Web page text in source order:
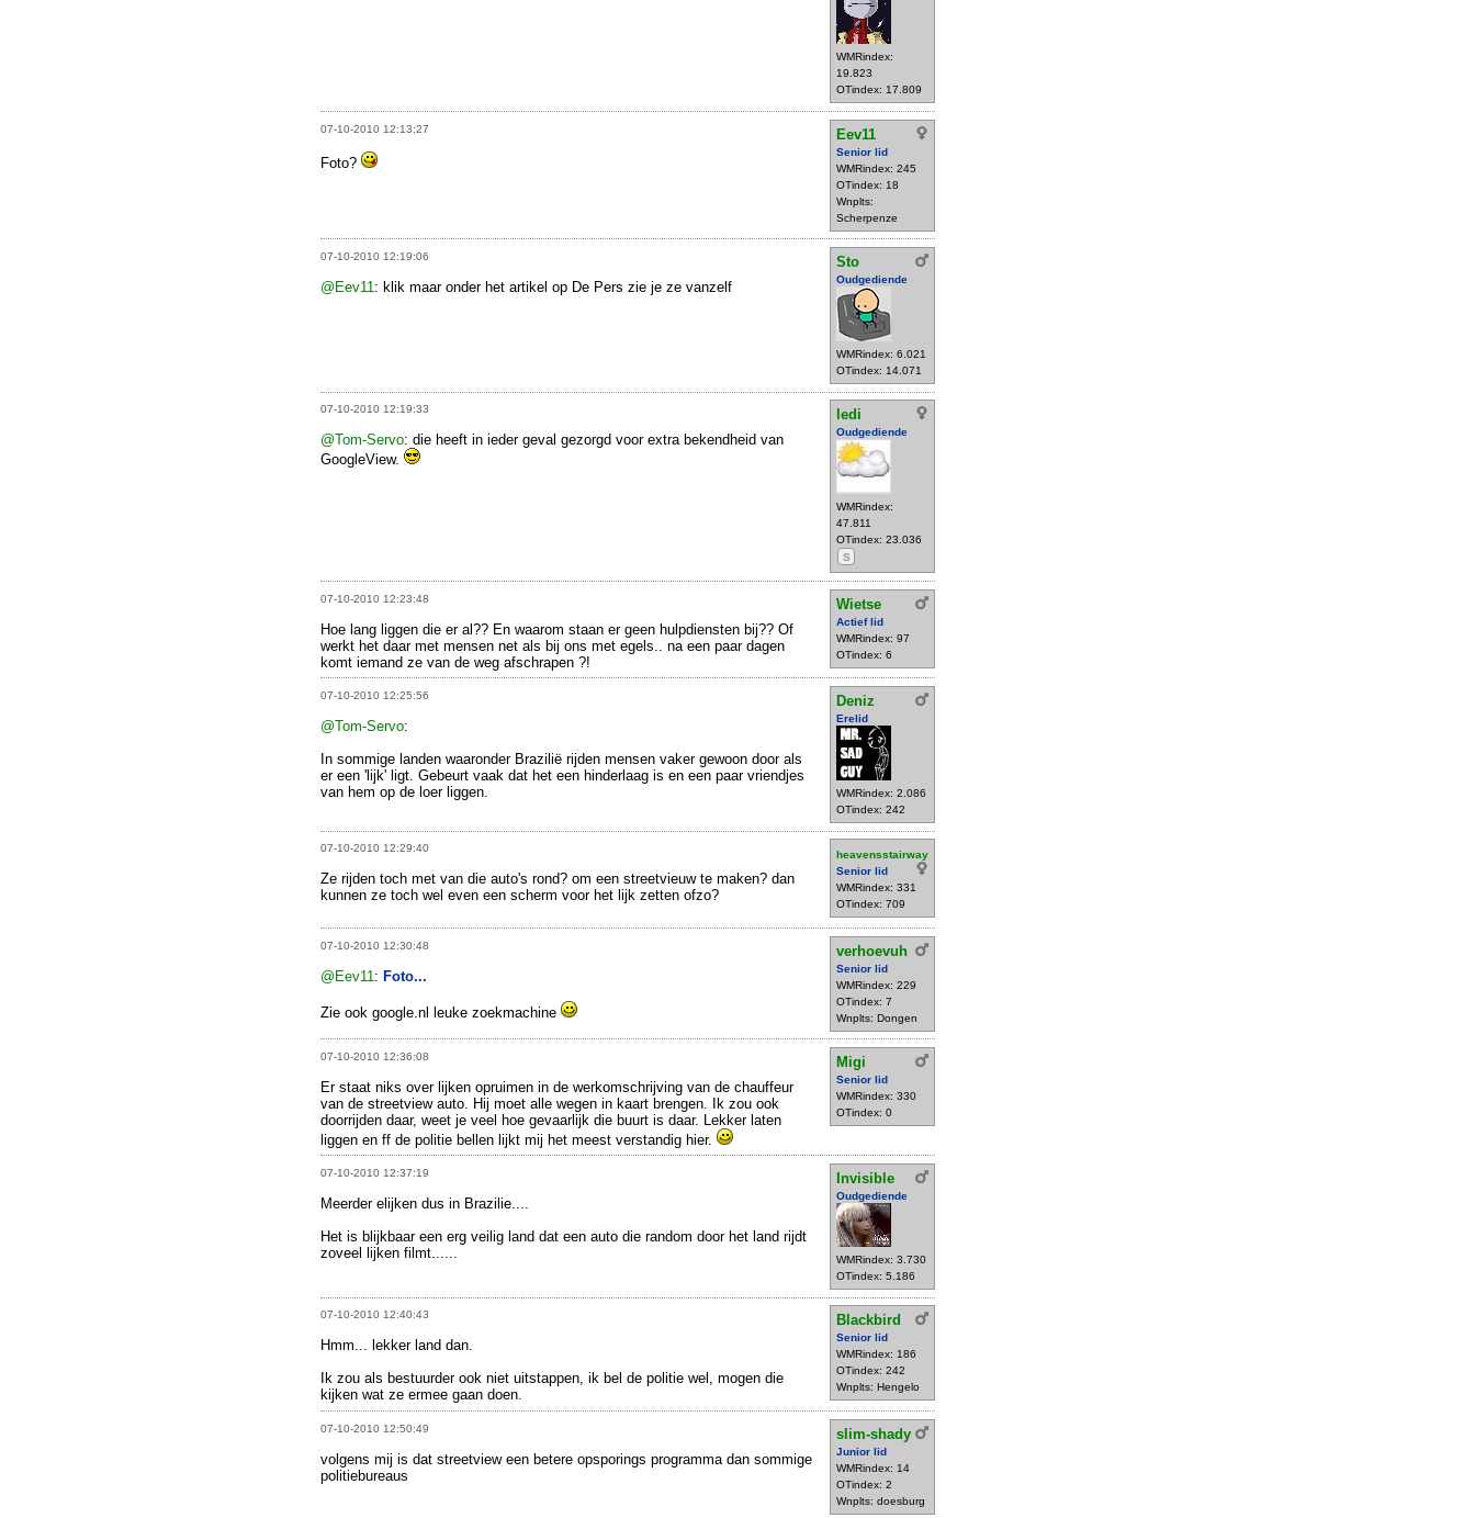
WMRindex:
19.823
OTindex: 17.809
07-10-2010 12:13:27 Eev11
Senior lid
WMRindex: 245
OTindex: 18
Wnplts:
Scherpenze
Foto?
07-10-2010 12:19:06 Sto
Oudgediende
WMRindex: 6.021
OTindex: 14.071
@Eev11 : klik maar onder het artikel op De Pers zie je ze vanzelf
07-10-2010 12:19:33 ledi
Oudgediende
WMRindex:
47.811
OTindex: 23.036
S
@Tom-Servo: die heeft in ieder geval gezorgd voor extra bekendheid van
GoogleView.
07-10-2010 12:23:48 Wietse
Actief lid
WMRindex: 97
OTindex: 6
Hoe lang liggen die er al?? En waarom staan er geen hulpdiensten bij?? Of
werkt het daar met mensen net als bij ons met egels.. na een paar dagen
komt iemand ze van de weg afschrapen ?!
07-10-2010 12:25:56 Deniz
Erelid
WMRindex: 2.086
OTindex: 242
@Tom-Servo:
In sommige landen waaronder Brazilië rijden mensen vaker gewoon door als
er een 'lijk' ligt. Gebeurt vaak dat het een hinderlaag is en een paar vriendjes
van hem op de loer liggen.
07-10-2010 12:29:40
heavensstairway
Senior lid
WMRindex: 331
OTindex: 709
Ze rijden toch met van die auto's rond? om een streetvieuw te maken? dan
kunnen ze toch wel even een scherm voor het lijk zetten ofzo?
07-10-2010 12:30:48 verhoevuh
Senior lid
WMRindex: 229
OTindex: 7
Wnplts: Dongen
@Eev11 : Foto...
Zie ook google.nl leuke zoekmachine
07-10-2010 12:36:08 Migi
Senior lid
WMRindex: 330
OTindex: 0
Er staat niks over lijken opruimen in de werkomschrijving van de chauffeur
van de streetview auto. Hij moet alle wegen in kaart brengen. Ik zou ook
doorrijden daar, weet je veel hoe gevaarlijk die buurt is daar. Lekker laten
liggen en ff de politie bellen lijkt mij het meest verstandig hier.
07-10-2010 12:37:19 Invisible
Oudgediende
WMRindex: 3.730
OTindex: 5.186
Meerder elijken dus in Brazilie....
Het is blijkbaar een erg veilig land dat een auto die random door het land rijdt
zoveel lijken filmt......
07-10-2010 12:40:43 Blackbird
Senior lid
WMRindex: 186
OTindex: 242
Wnplts: Hengelo
Hmm... lekker land dan.
Ik zou als bestuurder ook niet uitstappen, ik bel de politie wel, mogen die
kijken wat ze ermee gaan doen.
07-10-2010 12:50:49 slim-shady
Junior lid
WMRindex: 14
OTindex: 2
Wnplts: doesburg
volgens mij is dat streetview een betere opsporings programma dan sommige
politiebureaus